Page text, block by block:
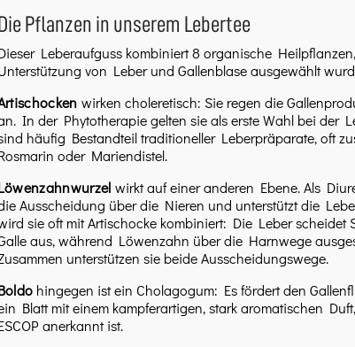
Pflanzen in unserem Lebertee
Leberaufguss kombiniert 8 organische
von Leber und Gallenblase ausgewählt
wirken choleretisch: Sie regen die
In der Phytotherapie gelten sie als erste Wahl bei der
häufig Bestandteil traditioneller Leberpräparate, oft
oder Mariendistel.
wirkt auf einer anderen Ebene. Als
Ausscheidung über die Nieren und unterstützt die
sie oft mit Artischocke kombiniert: Die Leber scheidet
aus, während Löwenzahn über die Harnwege
unterstützen sie beide Ausscheidungswege.
hingegen ist ein Cholagogum: Es fördert den
Blatt mit einem kampferartigen, stark aromatischen
anerkannt ist.